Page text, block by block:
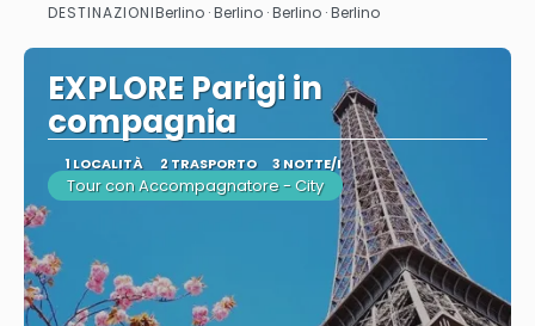
DESTINAZIONIBerlino · Berlino · Berlino · Berlino
EXPLORE Parigi in
compagnia
1 LOCALITÀ 2 TRASPORTO 3 NOTTE/I
Tour con Accompagnatore - City